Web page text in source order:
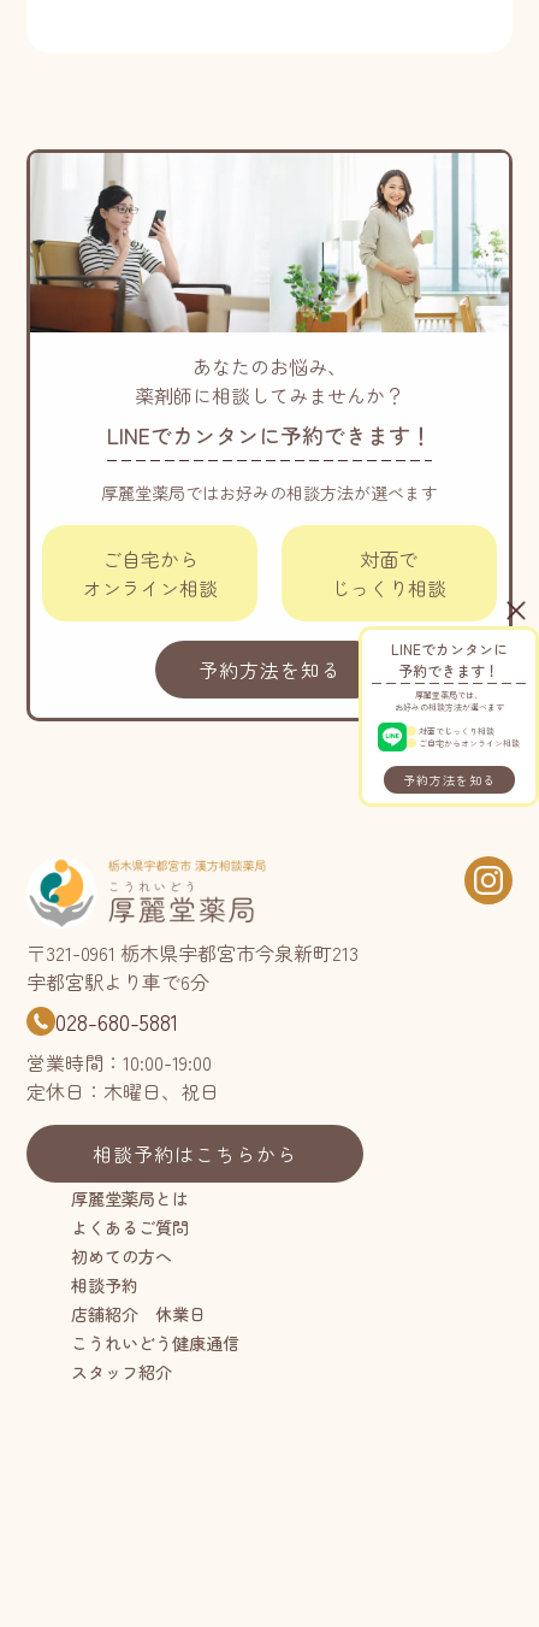
LINEでカンタンに
予約できます！
厚麗堂薬局では、
お好みの相談方法が選べます
対面でじっくり相談
ご自宅からオンライン相談
予約方法を知る
あなたのお悩み、
薬剤師に相談してみませんか？
LINEでカンタンに予約できます！
厚麗堂薬局ではお好みの相談方法が選べます
ご自宅から
オンライン相談
対面で
じっくり相談
予約方法を知る
〒321-0961 栃木県宇都宮市今泉新町213
宇都宮駅より車で6分
028-680-5881
営業時間：10:00-19:00
定休日：木曜日、祝日
相談予約はこちらから
厚麗堂薬局とは
よくあるご質問
初めての方へ
相談予約
店舗紹介 休業日
こうれいどう健康通信
スタッフ紹介